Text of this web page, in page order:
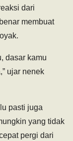
dari
membuat
dasar kamu
ujar nenek
pasti juga
yang tidak
pergi dari